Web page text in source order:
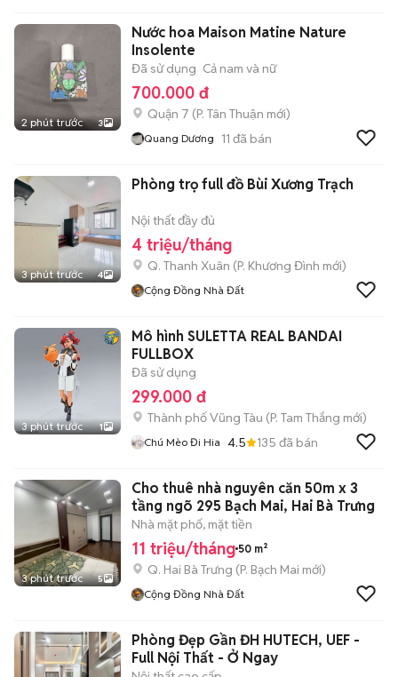
2 phút trước 3
Nước hoa Maison Matine Nature
Insolente
Đã sử dụng Cả nam và nữ
700.000 đ
Quận 7 (P. Tân Thuận mới)
Quang Dương 11 đã bán
3 phút trước 4
Phòng trọ full đồ Bùi Xương Trạch
Nội thất đầy đủ
4 triệu/tháng
Q. Thanh Xuân (P. Khương Đình mới)
Cộng Đồng Nhà Đất
3 phút trước 1
Mô hình SULETTA REAL BANDAI
FULLBOX
Đã sử dụng
299.000 đ
Thành phố Vũng Tàu (P. Tam Thắng mới)
Chú Mèo Đi Hia 4.5 135 đã bán
3 phút trước 5
Cho thuê nhà nguyên căn 50m x 3
tầng ngõ 295 Bạch Mai, Hai Bà Trưng
Nhà mặt phố, mặt tiền
11 triệu/tháng 50 m²
Q. Hai Bà Trưng (P. Bạch Mai mới)
Cộng Đồng Nhà Đất
Phòng Đẹp Gần ĐH HUTECH, UEF -
Full Nội Thất - Ở Ngay